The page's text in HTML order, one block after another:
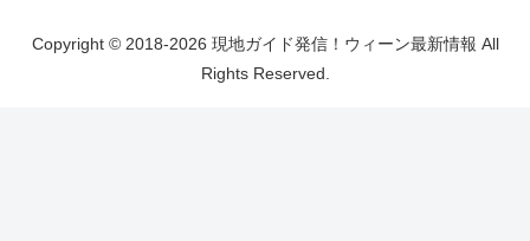
Copyright © 2018-2026 現地ガイド発信！ウィーン最新情報 All
Rights Reserved.